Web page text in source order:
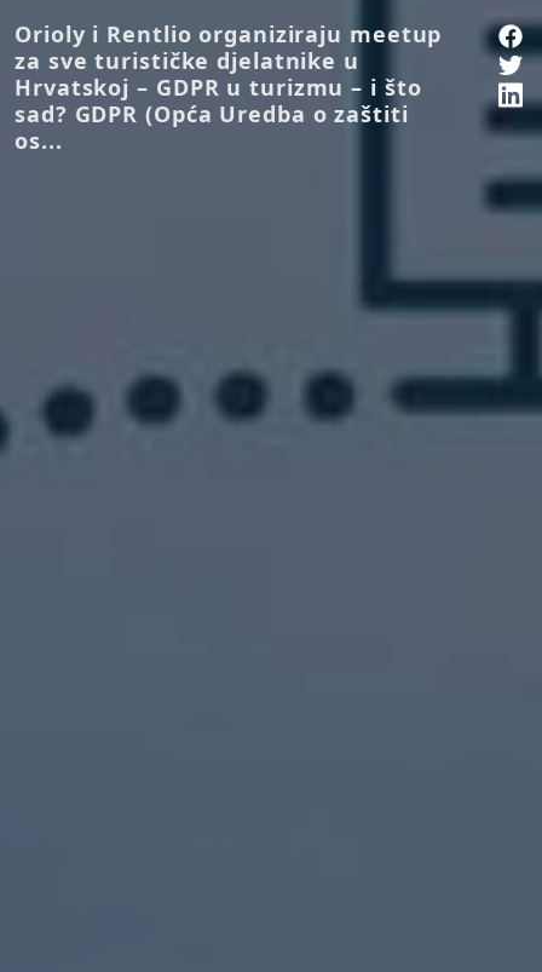
Orioly i Rentlio organiziraju meetup
za sve turističke djelatnike u
Hrvatskoj – GDPR u turizmu – i što
sad? GDPR (Opća Uredba o zaštiti
os...